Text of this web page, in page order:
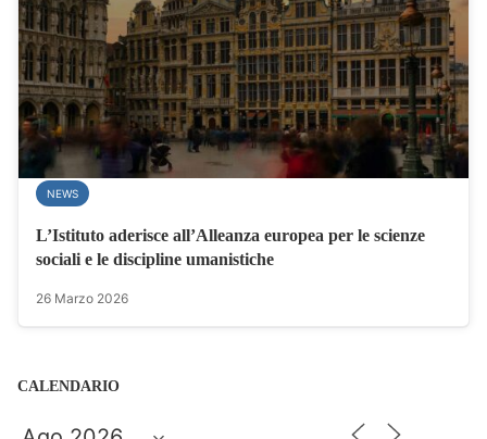
NEWS
L’Istituto aderisce all’Alleanza europea per le scienze
sociali e le discipline umanistiche
26 Marzo 2026
CALENDARIO